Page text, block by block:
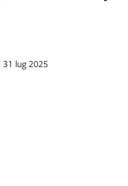
lug 2025